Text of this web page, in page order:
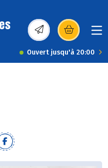
(s’ouvre dans une
Ouvert jusqu'à 20:00